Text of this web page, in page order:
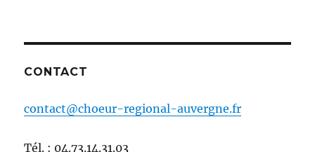
CONTACT
contact@choeur-regional-auvergne.fr
Tél. : 04.73.14.31.03